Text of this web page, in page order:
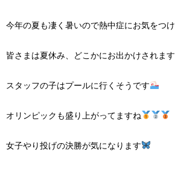
今年の夏も凄く暑いので熱中症にお気をつ
皆さまは夏休み、どこかにお出かけされま
スタッフの子はプールに行くそうです
オリンピックも盛り上がってますね
女子やり投げの決勝が気になります